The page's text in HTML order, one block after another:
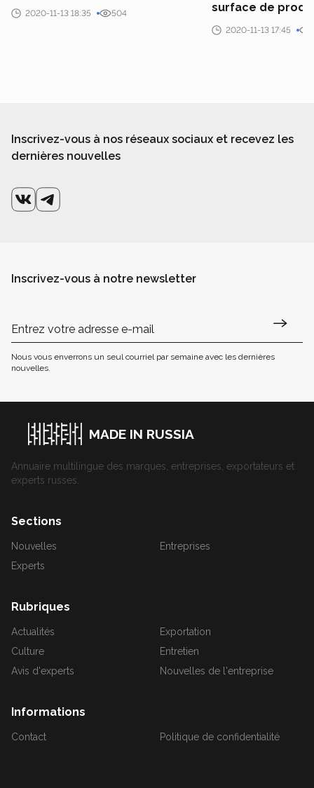
2020-11-13 18:35 504
surface de
2020-11-13 17:45
Inscrivez-vous à nos réseaux sociaux et recevez les
dernières nouvelles
Inscrivez-vous à notre newsletter
Nous vous enverrons un seul courriel par semaine avec les dernières
nouvelles.
MADE IN RUSSIA
Annuaire multilingue des marques, entreprises, exportateurs et
experts russes.
Sections
Nouvelles
Entreprises
Experts
Rubriques
Actualités
Exportation
Culture
Entretien
Avis d'experts
Nouvelles de l'entreprise
Informations
Contact Politique de confidentialité